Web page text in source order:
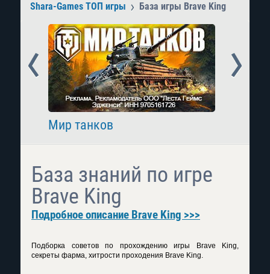
Shara-Games ТОП игры База игры Brave King
Мир танков
Prev
База знаний по игре
Brave King
Подробное описание Brave King >>>
Подборка советов по прохождению игры Brave King,
секреты фарма, хитрости проходения Brave King.